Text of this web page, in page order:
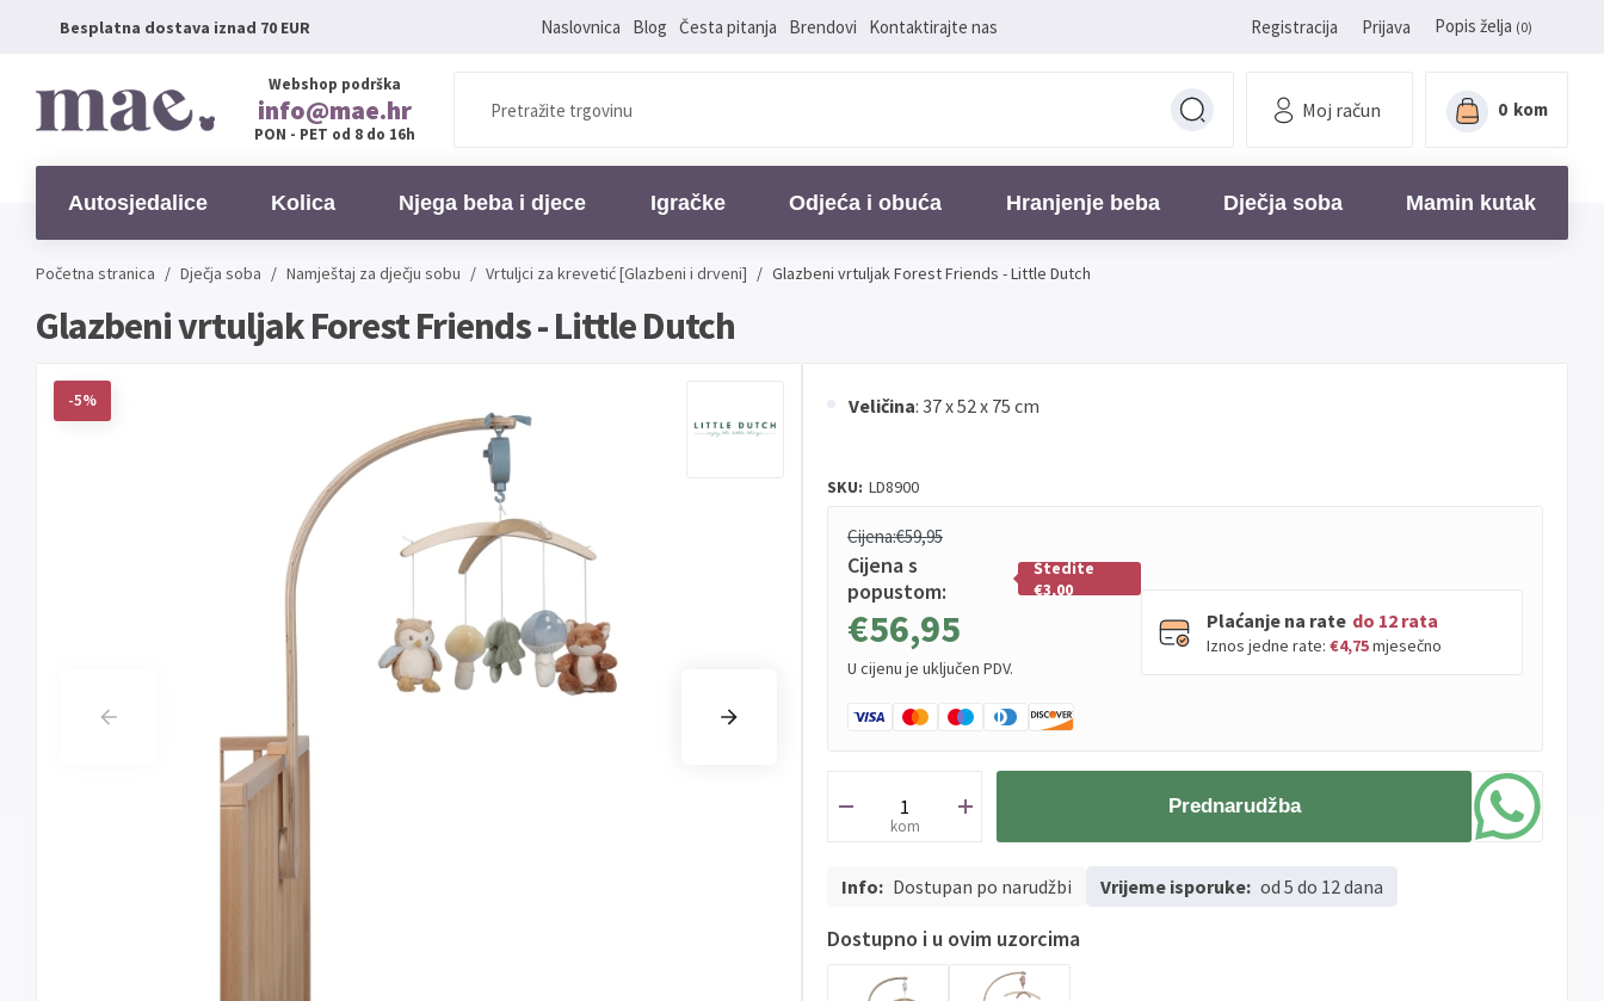
Besplatna dostava iznad 70 EUR Naslovnica Blog Česta pitanja Brendovi Kontaktirajte nas Registracija Prijava Popis želja (0)
Webshop podrška
info@mae.hr
PON - PET od 8 do 16h
Moj račun 0 kom
Autosjedalice Kolica Njega beba i djece Igračke Odjeća i obuća Hranjenje beba Dječja soba Mamin kutak
Početna stranica / Dječja soba / Namještaj za dječju sobu / Vrtuljci za krevetić [Glazbeni i drveni] / Glazbeni vrtuljak Forest Friends - Little Dutch
Glazbeni vrtuljak Forest Friends - Little Dutch
-5% Veličina: 37 x 52 x 75 cm
SKU: LD8900
Cijena:€59,95
Cijena s
popustom:
€56,95
Štedite
€3,00
U cijenu je uključen PDV.
Plaćanje na rate do 12 rata
Iznos jedne rate: €4,75mjesečno
PBZ do12rata
Erste Diners
rata
Erste
Master
kom
Prednarudžba
Info: Dostupan po narudžbi Vrijeme isporuke: od 5 do 12 dana
Dostupno i u ovim uzorcima